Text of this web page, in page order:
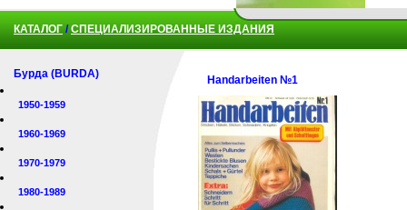
КАТАЛОГ /СПЕЦИАЛИЗИРОВАННЫЕ ИЗДАНИЯ
Бурда (BURDA)
1950-1959
1960-1969
1970-1979
1980-1989
Handarbeiten №1